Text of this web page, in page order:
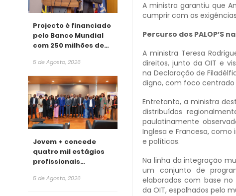
Projecto é financiado
pelo Banco Mundial
com 250 milhões de
5 de Agosto, 2026
Jovem + concede
quatro mil estágios
profissionais
2026
5 de Agosto, 2026
A ministra garantiu que
cumprir com as
Percurso dos PALOP’S
A ministra Teresa
direitos, junto da OIT e
na Declaração de
digno, com foco centrado
Entretanto, a ministra
distribuídos
paulatinamente
Inglesa e Francesa,
e políticas.
Na linha da integração
um conjunto de
elaborados com base no
da OIT, espalhados pelo